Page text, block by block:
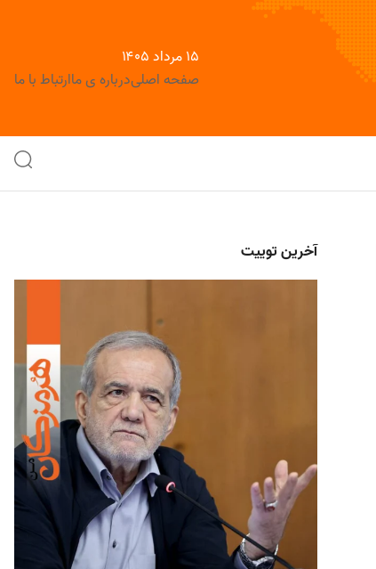
۱۵ مرداد ۱۴۰۵
صفحه اصلیدرباره ی ماارتباط با ما
آخرین توییت